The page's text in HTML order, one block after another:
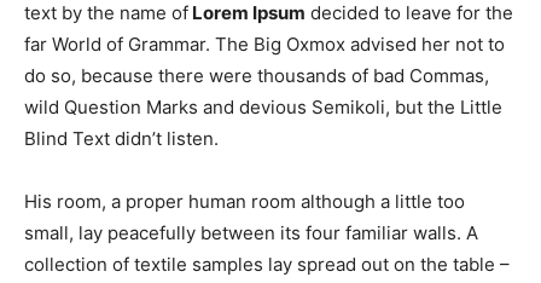
text by the name of Lorem Ipsum decided to leave for the
far World of Grammar. The Big Oxmox advised her not to
do so, because there were thousands of bad Commas,
wild Question Marks and devious Semikoli, but the Little
Blind Text didn’t listen.
His room, a proper human room although a little too
small, lay peacefully between its four familiar walls. A
collection of textile samples lay spread out on the table –